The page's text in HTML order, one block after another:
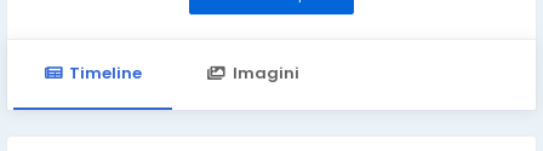
Timeline Imagini